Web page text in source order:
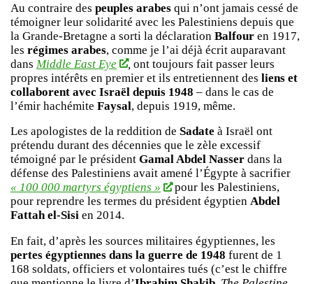
Au contraire des peuples arabes qui n’ont jamais cessé de
témoigner leur solidarité avec les Palestiniens depuis que
la Grande-Bretagne a sorti la déclaration Balfour en 1917,
les régimes arabes, comme je l’ai déjà écrit auparavant
dans Middle East Eye , ont toujours fait passer leurs
propres intérêts en premier et ils entretiennent des liens et
collaborent avec Israël depuis 1948 – dans le cas de
l’émir hachémite Faysal, depuis 1919, même.
Les apologistes de la reddition de Sadate à Israël ont
prétendu durant des décennies que le zèle excessif
témoigné par le président Gamal Abdel Nasser dans la
défense des Palestiniens avait amené l’Égypte à sacrifier
« 100 000 martyrs égyptiens »
pour les Palestiniens,
pour reprendre les termes du président égyptien Abdel
Fattah el-Sisi en 2014.
En fait, d’après les sources militaires égyptiennes, les
pertes égyptiennes dans la guerre de 1948 furent de 1
168 soldats, officiers et volontaires tués (c’est le chiffre